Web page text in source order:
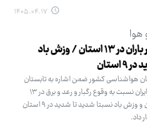
۱۴۰۵.۰۴.۱۷
هوا
رگبار باران در ۱۳ استان / وزش باد
استان
هواشناسی کشور ضمن اشاره به تابستان
داغ‌تر ایران نسبت به وقوع رگبار و رعد و برق در ۱۳
استان و وزش باد نسبتا شدید تا شدید در ۹ استان
داد.